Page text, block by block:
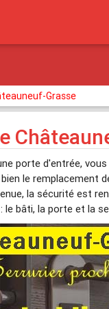
Grasse
porte d'entrée,
le remplacement
la sécurité est
bâti, la porte et la